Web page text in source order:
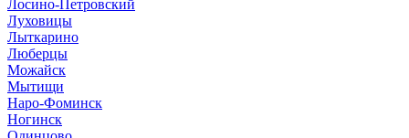
Лосино-Петровский
Луховицы
Лыткарино
Люберцы
Можайск
Мытищи
Наро-Фоминск
Ногинск